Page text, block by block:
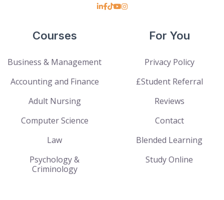
Courses
Business & Management
Accounting and Finance
Adult Nursing
Computer Science
Law
Psychology &
Criminology
For You
Privacy Policy
£Student Referral
Reviews
Contact
Blended Learning
Study Online